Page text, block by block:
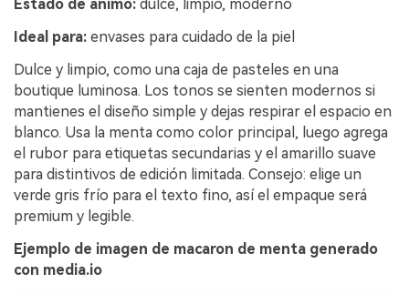
Estado de ánimo: dulce, limpio, moderno
Ideal para: envases para cuidado de la piel
Dulce y limpio, como una caja de pasteles en una
boutique luminosa. Los tonos se sienten modernos si
mantienes el diseño simple y dejas respirar el espacio en
blanco. Usa la menta como color principal, luego agrega
el rubor para etiquetas secundarias y el amarillo suave
para distintivos de edición limitada. Consejo: elige un
verde gris frío para el texto fino, así el empaque será
premium y legible.
Ejemplo de imagen de macaron de menta generado
con media.io